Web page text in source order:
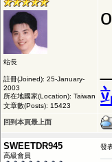
站長
註冊(Joined): 25-January-
2003
所在地國家(Location): Taiwan
文章數(Posts): 15423
回到本頁最上面
SWEETDR945
高級會員
發